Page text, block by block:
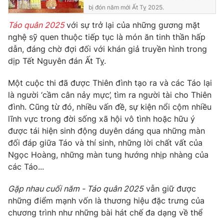
Video Shorts video
VTV Money VTV Thể thao
Thị trường 24h Tấm lòng Việt
VTV4 Vươn mình bằng AI
VTV9 VTV8
Liên hệ tòa soạn English
bị đón năm mới Ất Tỵ 2025.
Táo quân 2025 với sự trở lại của những gương mặt
nghệ sỹ quen thuộc tiếp tục là món ăn tinh thần hấp
dẫn, đáng chờ đợi đối với khán giả truyền hình trong
dịp Tết Nguyên đán Ất Tỵ.
Một cuộc thi đã được Thiên đình tạo ra và các Táo lại
là người ‘cầm cân nảy mực’, tìm ra người tài cho Thiên
đình. Cũng từ đó, nhiều vấn đề, sự kiện nổi cộm nhiều
lĩnh vực trong đời sống xã hội vô tình hoặc hữu ý
được tái hiện sinh động duyên dáng qua những màn
đối đáp giữa Táo và thí sinh, những lời chất vất của
Ngọc Hoàng, những màn tung hướng nhịp nhàng của
các Táo...
Gặp nhau cuối năm - Táo quân 2025vẫn giữ được
những điểm mạnh vốn là thương hiệu đặc trưng của
chương trình như những bài hát chế đa dạng về thể